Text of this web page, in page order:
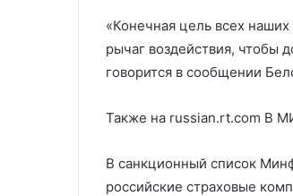
«Конечная цель всех
рычаг воздействия, чтобы
говорится в сообщении
Также на russian.rt.com В
В санкционный список
российские страховые